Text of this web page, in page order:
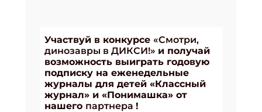
Участвуй в конкурсе «Смотри,
динозавры в ДИКСИ!» и получай
возможность выиграть годовую
подписку на еженедельные
журналы для детей «Классный
журнал» и «Понимашка» от
нашего партнера !